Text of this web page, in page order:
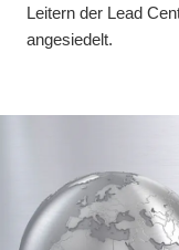
Leitern der Lead
angesiedelt.